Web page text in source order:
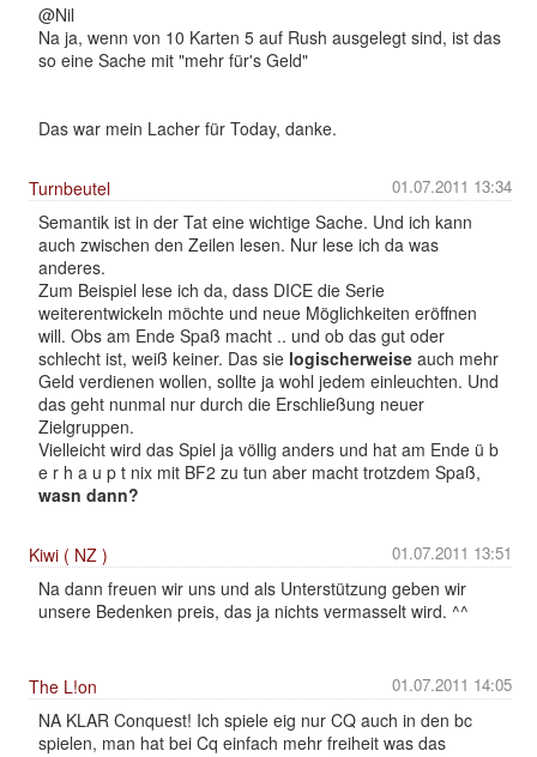
@Nil
Na ja, wenn von 10 Karten 5 auf Rush ausgelegt sind, ist das
so eine Sache mit "mehr für's Geld"
Das war mein Lacher für Today, danke.
01.07.2011 13:34
Turnbeutel
Semantik ist in der Tat eine wichtige Sache. Und ich kann
auch zwischen den Zeilen lesen. Nur lese ich da was
anderes.
Zum Beispiel lese ich da, dass DICE die Serie
weiterentwickeln möchte und neue Möglichkeiten eröffnen
will. Obs am Ende Spaß macht .. und ob das gut oder
schlecht ist, weiß keiner. Das sie logischerweise auch mehr
Geld verdienen wollen, sollte ja wohl jedem einleuchten. Und
das geht nunmal nur durch die Erschließung neuer
Zielgruppen.
Vielleicht wird das Spiel ja völlig anders und hat am Ende ü b
e r h a u p t nix mit BF2 zu tun aber macht trotzdem Spaß,
wasn dann?
01.07.2011 13:51
Kiwi ( NZ )
Na dann freuen wir uns und als Unterstützung geben wir
unsere Bedenken preis, das ja nichts vermasselt wird. ^^
01.07.2011 14:05
The L!on
NA KLAR Conquest! Ich spiele eig nur CQ auch in den bc
spielen, man hat bei Cq einfach mehr freiheit was das